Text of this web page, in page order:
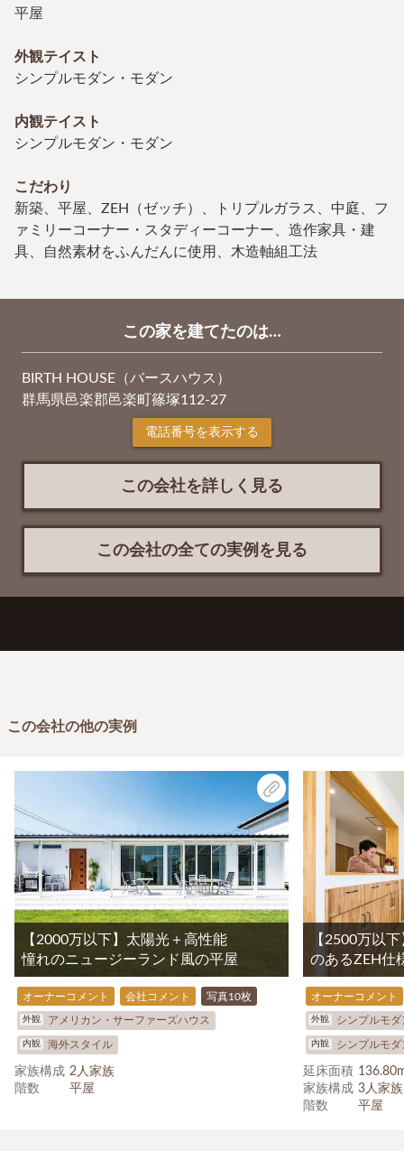
平屋
外観テイスト
シンプルモダン・モダン
内観テイスト
シンプルモダン・モダン
こだわり
新築、平屋、ZEH（ゼッチ）、トリプルガラス、中庭、フ
ァミリーコーナー・スタディーコーナー、造作家具・建
具、自然素材をふんだんに使用、木造軸組工法
この家を建てたのは…
BIRTH HOUSE（バースハウス）
群馬県邑楽郡邑楽町篠塚112-27
電話番号を表示する
この会社を詳しく見る
この会社の全ての実例を見る
この会社の他の実例
【2000万以下】太陽光＋高性能
憧れのニュージーランド風の平屋
オーナーコメント 会社コメント 写真10枚
外観 アメリカン・サーファーズハウス
内観 海外スタイル
家族構成 2人家族
階数
平屋
【2500万以
のあるZEH仕
オーナーコメント
外観 シンプルモ
内観 シンプルモ
延床面積
家族構成 3人家
階数
平屋